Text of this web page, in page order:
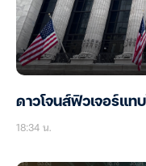
ดาวโจนส์ฟิวเจอร์แท
18:34 น.